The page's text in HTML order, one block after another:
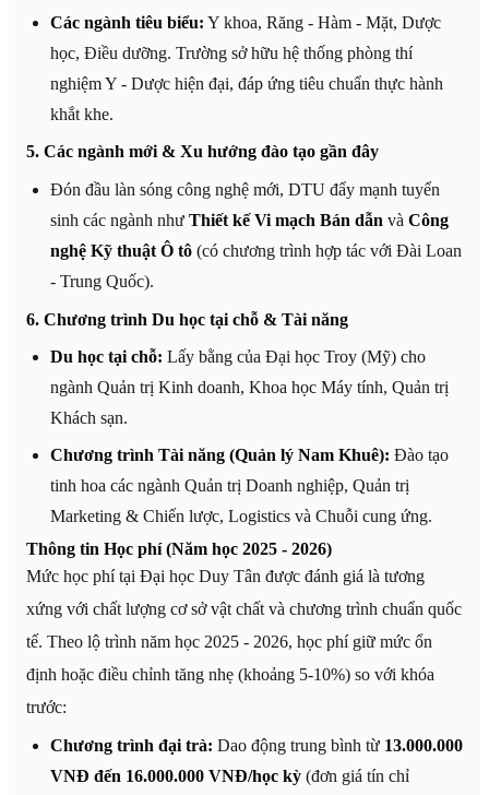
Các ngành tiêu biểu: Y khoa, Răng - Hàm - Mặt, Dược
học, Điều dưỡng. Trường sở hữu hệ thống phòng thí
nghiệm Y - Dược hiện đại, đáp ứng tiêu chuẩn thực hành
khắt khe.
5. Các ngành mới & Xu hướng đào tạo gần đây
Đón đầu làn sóng công nghệ mới, DTU đẩy mạnh tuyển
sinh các ngành như Thiết kế Vi mạch Bán dẫn và Công
nghệ Kỹ thuật Ô tô(có chương trình hợp tác với Đài Loan
- Trung Quốc).
6. Chương trình Du học tại chỗ & Tài năng
Du học tại chỗ: Lấy bằng của Đại học Troy (Mỹ) cho
ngành Quản trị Kinh doanh, Khoa học Máy tính, Quản trị
Khách sạn.
Chương trình Tài năng (Quản lý Nam Khuê): Đào tạo
tinh hoa các ngành Quản trị Doanh nghiệp, Quản trị
Marketing & Chiến lược, Logistics và Chuỗi cung ứng.
Thông tin Học phí (Năm học 2025 - 2026)
Mức học phí tại Đại học Duy Tân được đánh giá là tương
xứng với chất lượng cơ sở vật chất và chương trình chuẩn quốc
tế. Theo lộ trình năm học 2025 - 2026, học phí giữ mức ổn
định hoặc điều chỉnh tăng nhẹ (khoảng 5-10%) so với khóa
trước:
Chương trình đại trà: Dao động trung bình từ 13.000.000
VNĐ đến 16.000.000 VNĐ/học kỳ(đơn giá tín chỉ